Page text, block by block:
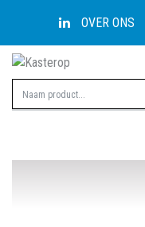
OVER ONS